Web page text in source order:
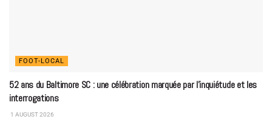
FOOT-LOCAL
52 ans du Baltimore SC : une célébration marquée par l’inquiétude et les
interrogations
1 AUGUST 2026